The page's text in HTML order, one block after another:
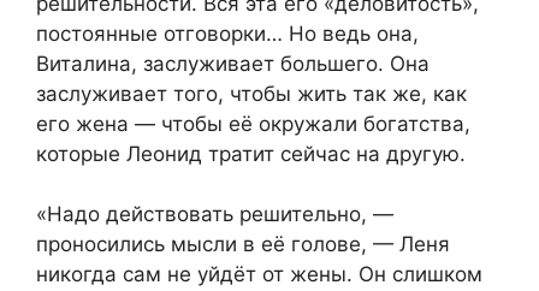
постоянные отговорки… Но ведь она,
Виталина, заслуживает большего. Она
заслуживает того, чтобы жить так же, как
его жена — чтобы её окружали богатства,
которые Леонид тратит сейчас на другую.
«Надо действовать решительно, —
проносились мысли в её голове, — Леня
никогда сам не уйдёт от жены. Он слишком